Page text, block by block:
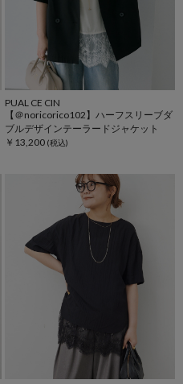
PUAL CE CIN
【＠noricorico102】ハーフスリーブダ
ブルデザインテーラードジャケット
￥13,200